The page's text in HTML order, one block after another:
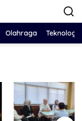
Olahraga Teknologi